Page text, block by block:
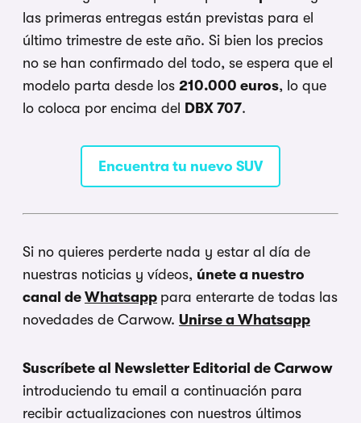
las primeras entregas están previstas para el
último trimestre de este año. Si bien los precios
no se han confirmado del todo, se espera que el
modelo parta desde los 210.000 euros, lo que
lo coloca por encima del
DBX 707.
Encuentra tu nuevo SUV
Si no quieres perderte nada y estar al día de
nuestras noticias y vídeos, únete a nuestro
canal de Whatsapp para enterarte de todas las
novedades de Carwow. Unirse a Whatsapp
Suscríbete al Newsletter Editorial de Carwow
introduciendo tu email a continuación para
recibir actualizaciones con nuestros últimos